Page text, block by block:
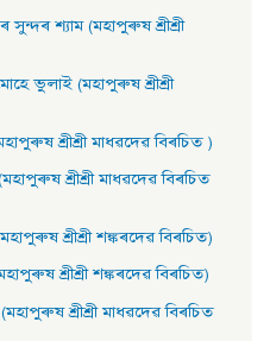
শ্যাম (মহাপুৰুষ শ্ৰীশ্ৰী
ভুলাই (মহাপুৰুষ শ্ৰীশ্ৰী
শ্ৰীশ্ৰী মাধৱদেৱ বিৰচিত )
শ্ৰীশ্ৰী মাধৱদেৱ বিৰচিত
শ্ৰীশ্ৰী শঙ্কৰদেৱ বিৰচিত)
শ্ৰীশ্ৰী শঙ্কৰদেৱ বিৰচিত)
শ্ৰীশ্ৰী মাধৱদেৱ বিৰচিত